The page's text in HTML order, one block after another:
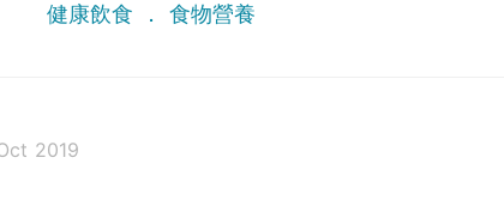
健康飲食 食物營養
2019